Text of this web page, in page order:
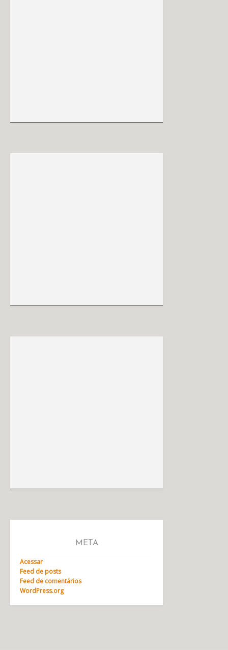
META
Acessar
Feed de posts
Feed de comentários
WordPress.org